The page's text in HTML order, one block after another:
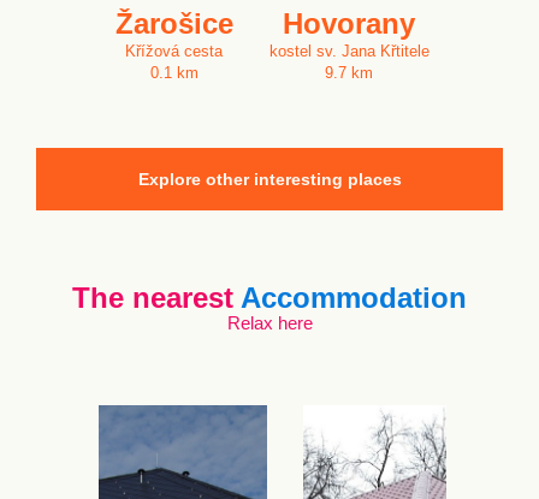
Žarošice
Křížová cesta
0.1 km
Hovorany
kostel sv. Jana Křtitele
9.7 km
Explore other interesting places
The nearest Accommodation
Relax here